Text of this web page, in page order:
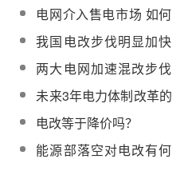
利仍在国资锅里转
电网介入售电市场 如何
防止电网售电一家独
大？
我国电改步伐明显加快
市场架构显现
两大电网加速混改步伐
电改或迎实质性推进
未来3年电力体制改革的
走向如何？
电改等于降价吗？
能源部落空对电改有何